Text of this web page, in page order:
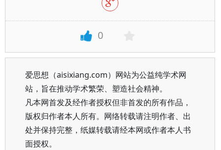
0
爱思想（aisixiang.com）网站为公益纯学术网
站，旨在推动学术繁荣、塑造社会精神。
凡本网首发及经作者授权但非首发的所有作品，
版权归作者本人所有。网络转载请注明作者、出
处并保持完整，纸媒转载请经本网或作者本人书
面授权。